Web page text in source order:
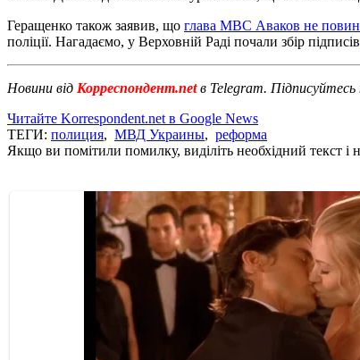
Геращенко також заявив, що глава МВС Аваков не
поліції. Нагадаємо, у Верховній Раді почали збір підписів
Новини від Корреспондент.netв Telegram.
Читайте Korrespondent.net в Google News
ТЕГИ: полиция, МВД Украины, реформа
Якщо ви помітили помилку, виділіть необхідний текст